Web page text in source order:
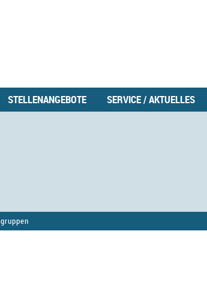
STELLENANGEBOTE SERVICE / AKTUELLES